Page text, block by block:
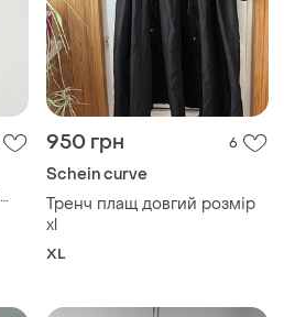
950 грн 6
Schein curve
Тренч плащ довгий розмір
xl
XL